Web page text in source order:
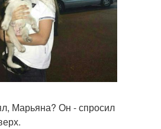
Марьяна? Он - спросил